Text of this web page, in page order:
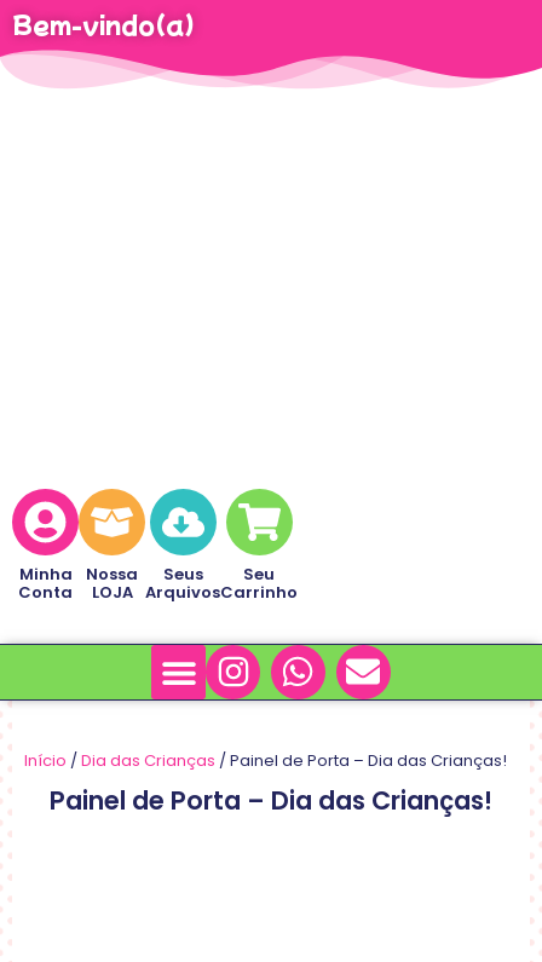
Bem-vindo(a)
Minha
Conta
Nossa
LOJA
Seus
Arquivos
Seu
Carrinho
Início /Dia das Crianças / Painel de Porta – Dia das Crianças!
Painel de Porta – Dia das Crianças!